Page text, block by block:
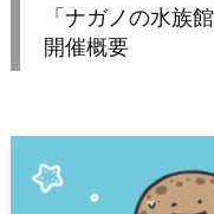
「ナガノの水族
開催概要